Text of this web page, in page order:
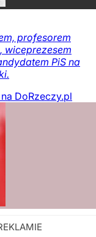
profesorem
wiceprezesem
PiS na
DoRzeczy.pl